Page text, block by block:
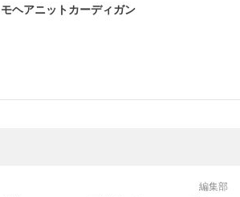
モヘアニットカーディガン
編集部